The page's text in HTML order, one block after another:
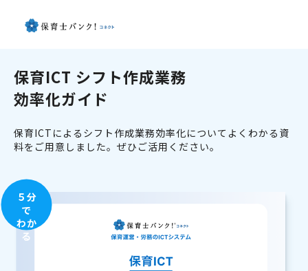
保育ICT シフト作成業務
効率化ガイド
保育ICTによるシフト作成業務効率化についてよくわかる資
料をご用意しました。ぜひご活用ください。
５分
で
わか
る